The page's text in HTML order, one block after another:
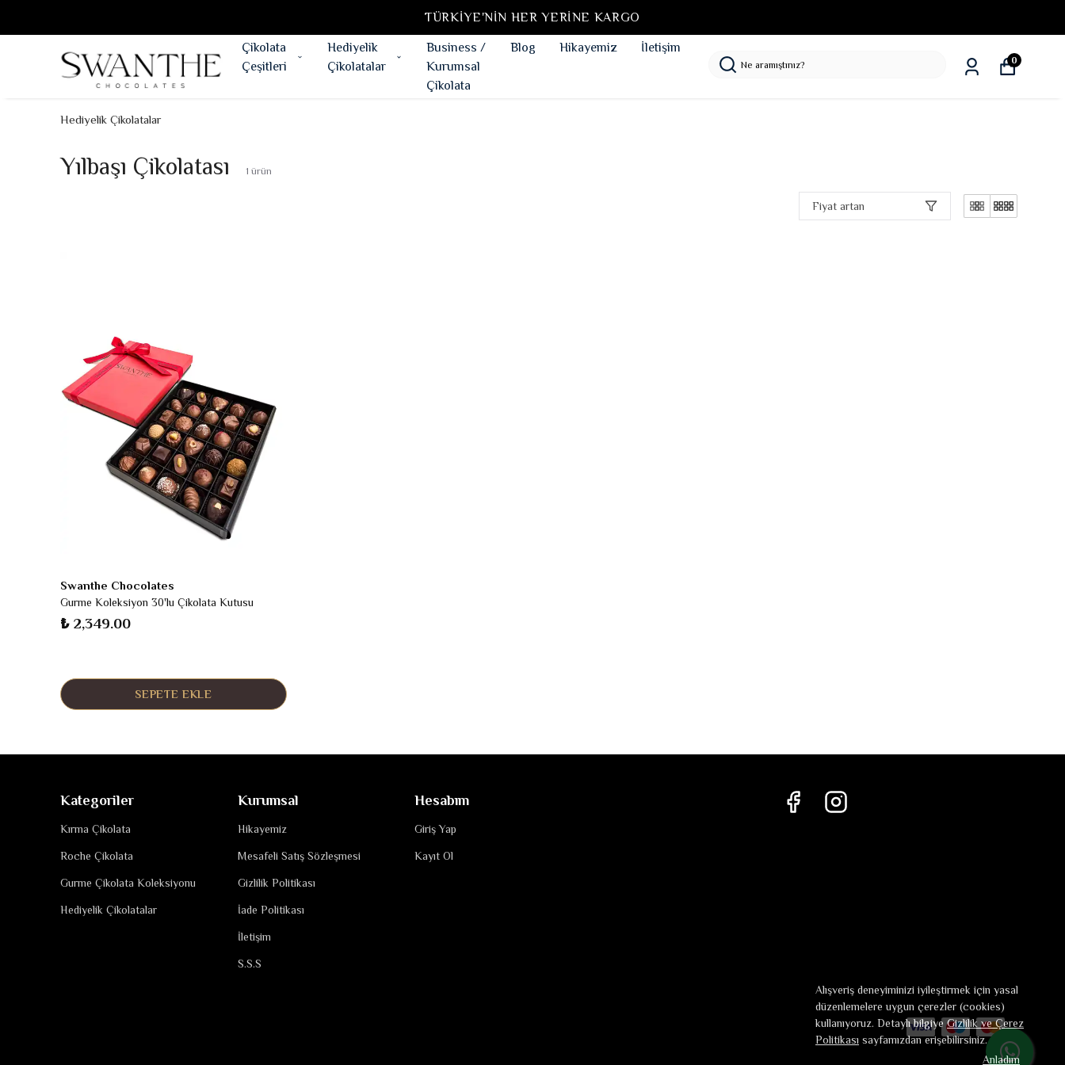
TÜRKIYE'NIN HER YERINE KARGO
Çikolata
Çeşitleri
Hediyelik
Çikolatalar
Business /
Kurumsal
Çikolata
Blog Hikayemiz İletişim
0
Alışveriş deneyiminizi iyileştirmek için yasal
düzenlemelere uygun çerezler (cookies)
kullanıyoruz. Detaylı bilgiyeGizlilik ve Çerez
Politikası sayfamızdan erişebilirsiniz.
Anladım
Hediyelik Çikolatalar
Yılbaşı Çikolatası 1 ürün
Fiyat artan
Swanthe Chocolates
Gurme Koleksiyon 30'lu Çikolata Kutusu
₺ 2,349.00
SEPETE EKLE
Kategoriler
Kırma Çikolata
Roche Çikolata
Gurme Çikolata Koleksiyonu
Hediyelik Çikolatalar
Kurumsal
Hikayemiz
Mesafeli Satış Sözleşmesi
Gizlilik Politikası
İade Politikası
İletişim
S.S.S
Hesabım
Giriş Yap
Kayıt Ol